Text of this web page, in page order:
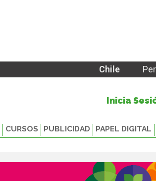
Chile
Inicia
CURSOS PUBLICIDAD PAPEL DIGITAL